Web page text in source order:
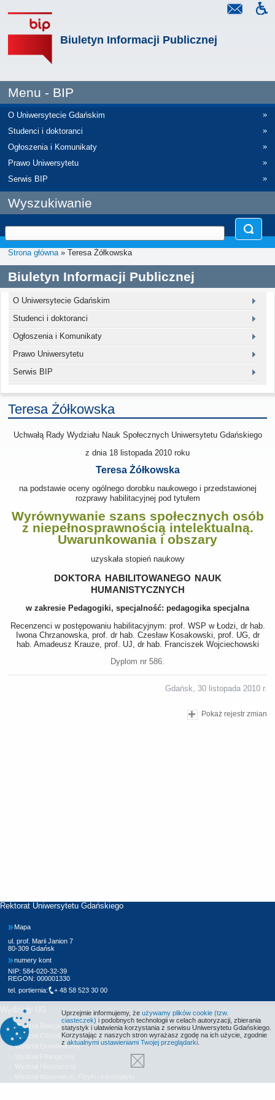
Biuletyn Informacji Publicznej
Menu - BIP
O Uniwersytecie Gdańskim
»
Studenci i doktoranci
»
Ogłoszenia i Komunikaty
»
Prawo Uniwersytetu
»
Serwis BIP
»
Wyszukiwanie
Strona główna» Teresa Żółkowska
Biuletyn Informacji Publicznej
O Uniwersytecie Gdańskim
Studenci i doktoranci
Ogłoszenia i Komunikaty
Prawo Uniwersytetu
Serwis BIP
Teresa Żółkowska
Uchwałą Rady Wydziału Nauk Społecznych Uniwersytetu Gdańskiego
z dnia 18 listopada 2010 roku
Teresa Żółkowska
na podstawie oceny ogólnego dorobku naukowego i przedstawionej
rozprawy habilitacyjnej pod tytułem
Wyrównywanie szans społecznych osób
z niepełnosprawnością intelektualną.
Uwarunkowania i obszary
uzyskała stopień naukowy
doktora habilitowanego nauk
humanistycznych
w zakresie Pedagogiki, specjalność: pedagogika specjalna
Recenzenci w postępowaniu habilitacyjnym: prof. WSP w Łodzi, dr hab.
Iwona Chrzanowska, prof. dr hab. Czesław Kosakowski, prof. UG, dr
hab. Amadeusz Krauze, prof. UJ, dr hab. Franciszek Wojciechowski
Dyplom nr 586.
Gdańsk, 30 listopada 2010 r.
Pokaż rejestr zmian
Rektorat Uniwersytetu Gdańskiego
Mapa
ul. prof. Marii Janion 7
80-309 Gdańsk
numery kont
NIP: 584-020-32-39
REGON: 000001330
tel. portiernia:
+ 48 58 523 30 00
Wydziały UG
Wydział Biologii
Wydział Chemii
Wydział Ekonomiczny
Uprzejmie informujemy, że używamy plików cookie (tzw.
ciasteczek) i podobnych technologii w celach autoryzacji, zbierania
statystyk i ułatwienia korzystania z serwisu Uniwersytetu Gdańskiego.
Korzystając z naszych stron wyrażasz zgodę na ich użycie, zgodnie
z aktualnymi ustawieniami Twojej przeglądarki